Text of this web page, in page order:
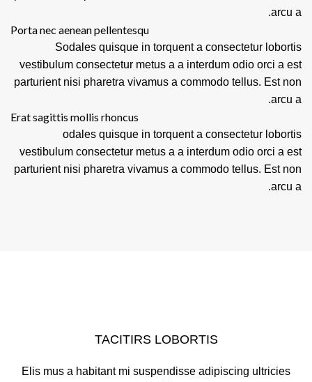
arcu a.
Porta nec aenean pellentesqu
Sodales quisque in torquent a consectetur lobortis
vestibulum consectetur metus a a interdum odio orci a est
parturient nisi pharetra vivamus a commodo tellus. Est non
arcu a.
Erat sagittis mollis rhoncus
odales quisque in torquent a consectetur lobortis
vestibulum consectetur metus a a interdum odio orci a est
parturient nisi pharetra vivamus a commodo tellus. Est non
arcu a.
TACITIRS LOBORTIS
Elis mus a habitant mi suspendisse adipiscing ultricies